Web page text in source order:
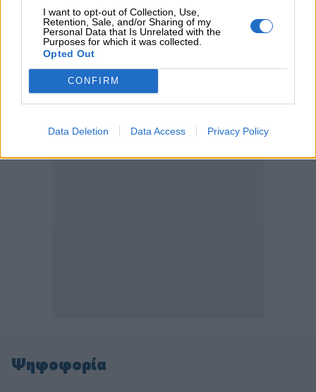
I want to opt-out of Collection, Use,
Retention, Sale, and/or Sharing of my
Personal Data that Is Unrelated with the
Purposes for which it was collected.
Opted Out
CONFIRM
Data Deletion Data Access Privacy Policy
05.08.2026
Ε.Ε και παράνομη μετανάστευση: προτάσεις και δράσεις με
παρονομαστή το κοινό συμφέρον
ΠΕΡΙΣΣΟΤΕΡΑ
Ψηφοφορία